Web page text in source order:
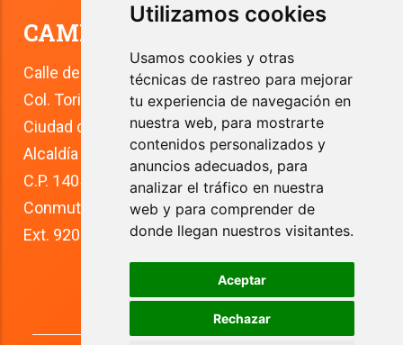
Utilizamos cookies
Usamos cookies y otras
técnicas de rastreo para mejorar
tu experiencia de navegación en
nuestra web, para mostrarte
contenidos personalizados y
anuncios adecuados, para
analizar el tráfico en nuestra
web y para comprender de
donde llegan nuestros visitantes.
Aceptar
Rechazar
CAMPUS TLALPAN
Calle del Río 4
Col. Toriello Guerra
Ciudad de México
Alcaldía Tlalpan
C.P. 14050
Conmutador: +52 (55) 5627 0210
Ext. 9200